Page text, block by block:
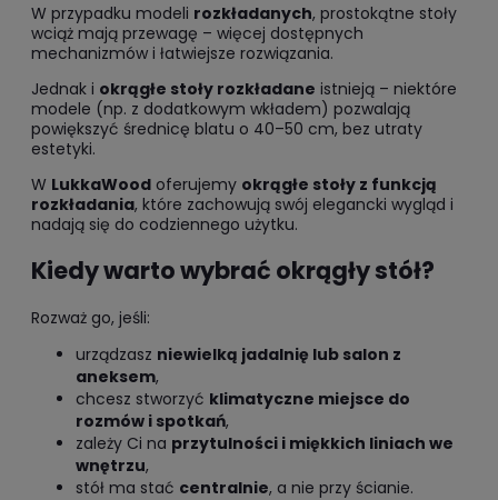
W przypadku modeli rozkładanych, prostokątne stoły
wciąż mają przewagę – więcej dostępnych
mechanizmów i łatwiejsze rozwiązania.
Jednak i okrągłe stoły rozkładane istnieją – niektóre
modele (np. z dodatkowym wkładem) pozwalają
powiększyć średnicę blatu o 40–50 cm, bez utraty
estetyki.
W LukkaWood oferujemy okrągłe stoły z funkcją
rozkładania, które zachowują swój elegancki wygląd i
nadają się do codziennego użytku.
Kiedy warto wybrać okrągły stół?
Rozważ go, jeśli:
urządzasz niewielką jadalnię lub salon z
aneksem,
chcesz stworzyć klimatyczne miejsce do
rozmów i spotkań,
zależy Ci na przytulności i miękkich liniach we
wnętrzu,
stół ma stać centralnie, a nie przy ścianie.